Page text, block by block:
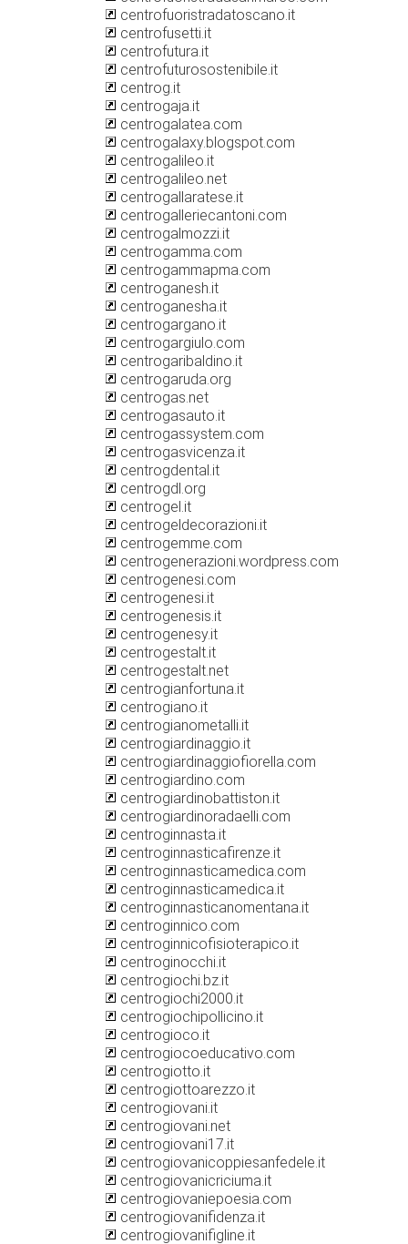
centrofuoristradatoscano.it
centrofusetti.it
centrofutura.it
centrofuturosostenibile.it
centrog.it
centrogaja.it
centrogalatea.com
centrogalaxy.blogspot.com
centrogalileo.it
centrogalileo.net
centrogallaratese.it
centrogalleriecantoni.com
centrogalmozzi.it
centrogamma.com
centrogammapma.com
centroganesh.it
centroganesha.it
centrogargano.it
centrogargiulo.com
centrogaribaldino.it
centrogaruda.org
centrogas.net
centrogasauto.it
centrogassystem.com
centrogasvicenza.it
centrogdental.it
centrogdl.org
centrogel.it
centrogeldecorazioni.it
centrogemme.com
centrogenerazioni.wordpress.com
centrogenesi.com
centrogenesi.it
centrogenesis.it
centrogenesy.it
centrogestalt.it
centrogestalt.net
centrogianfortuna.it
centrogiano.it
centrogianometalli.it
centrogiardinaggio.it
centrogiardinaggiofiorella.com
centrogiardino.com
centrogiardinobattiston.it
centrogiardinoradaelli.com
centroginnasta.it
centroginnasticafirenze.it
centroginnasticamedica.com
centroginnasticamedica.it
centroginnasticanomentana.it
centroginnico.com
centroginnicofisioterapico.it
centroginocchi.it
centrogiochi.bz.it
centrogiochi2000.it
centrogiochipollicino.it
centrogioco.it
centrogiocoeducativo.com
centrogiotto.it
centrogiottoarezzo.it
centrogiovani.it
centrogiovani.net
centrogiovani17.it
centrogiovanicoppiesanfedele.it
centrogiovanicriciuma.it
centrogiovaniepoesia.com
centrogiovanifidenza.it
centrogiovanifigline.it